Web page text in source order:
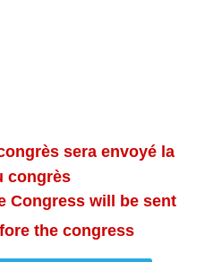
sera envoyé la
congrès
Congress will be sent
the congress